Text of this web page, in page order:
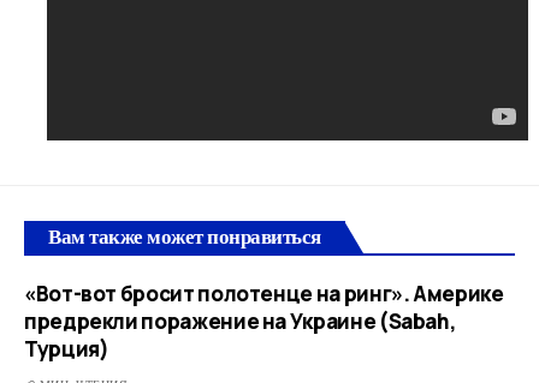
Вам также может понравиться
«Вот-вот бросит полотенце на ринг». Америке
предрекли поражение на Украине (Sabah,
Турция)